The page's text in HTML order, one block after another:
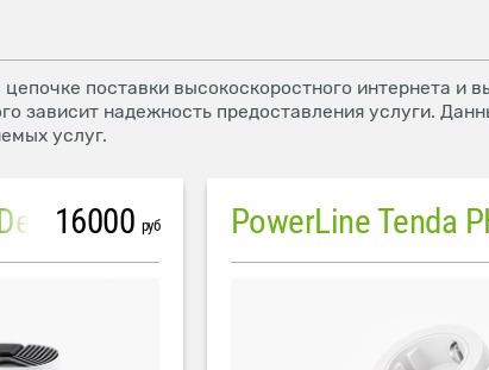
поставки высокоскоростного интернета и
зависит надежность предоставления услуги.
услуг.
Mesh система TP-Link Deco M4 (3 устройства)
16000 руб PowerLine Tenda